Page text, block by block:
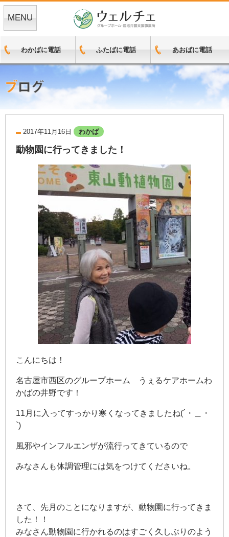
MENU
わかばに電話 ふたばに電話 あおばに電話
2017年11月16日 わかば
動物園に行ってきました！
こんにちは！
名古屋市西区のグループホーム うぇるケアホームわ
かばの井野です！
11月に入ってすっかり寒くなってきましたね(´・＿・
`)
風邪やインフルエンザが流行ってきているので
みなさんも体調管理には気をつけてくださいね。
さて、先月のことになりますが、動物園に行ってきま
した！！
みなさん動物園に行かれるのはすごく久しぶりのよう